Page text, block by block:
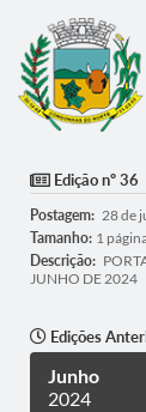
Edição nº 36
Postagem: 28 de
Tamanho: 1
Descrição:
JUNHO DE 2024
Edições
Junho
2024